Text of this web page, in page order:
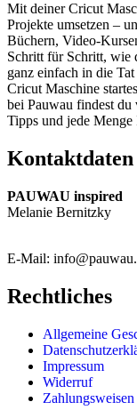
Mit deiner Cricut
Projekte umsetzen –
Büchern, Video-
Schritt für Schritt, wie
ganz einfach in die
Cricut Maschine
bei Pauwau findest
Tipps und jede
Kontaktdaten
PAUWAU inspired
Melanie Bernitzky
E-Mail:
Rechtliches
Allgemeine
Impressum
Widerruf
Zahlungsweisen